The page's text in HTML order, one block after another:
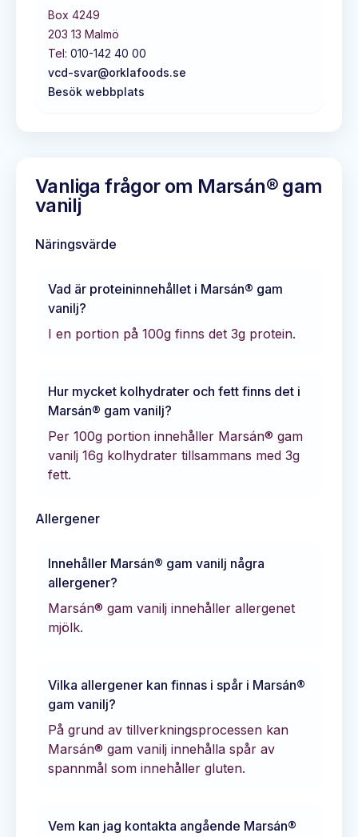
Box 4249
203 13 Malmö
Tel: 010-142 40 00
vcd-svar@orklafoods.se
Besök webbplats
Vanliga frågor om Marsán® gam
vanilj
Näringsvärde
Vad är proteininnehållet i Marsán® gam
vanilj?
I en portion på 100g finns det 3g protein.
Hur mycket kolhydrater och fett finns det i
Marsán® gam vanilj?
Per 100g portion innehåller Marsán® gam
vanilj 16g kolhydrater tillsammans med 3g
fett.
Allergener
Innehåller Marsán® gam vanilj några
allergener?
Marsán® gam vanilj innehåller allergenet
mjölk.
Vilka allergener kan finnas i spår i Marsán®
gam vanilj?
På grund av tillverkningsprocessen kan
Marsán® gam vanilj innehålla spår av
spannmål som innehåller gluten.
Vem kan jag kontakta angående Marsán®